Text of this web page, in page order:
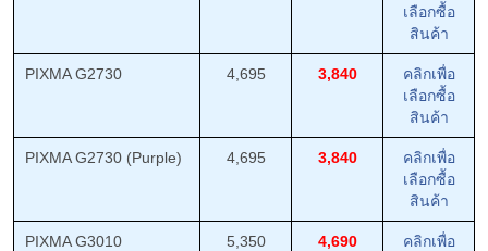
เลือกซื้อ
สินค้า
PIXMA G2730 4,695 3,840
คลิกเพื่อ
เลือกซื้อ
สินค้า
PIXMA G2730 (Purple) 4,695 3,840
คลิกเพื่อ
เลือกซื้อ
สินค้า
PIXMA G3010 5,350 4,690
คลิกเพื่อ